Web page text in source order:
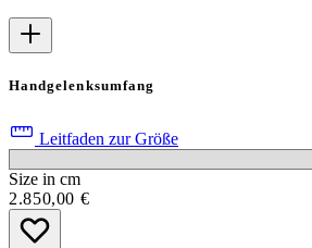
Handgelenksumfang
Leitfaden zur Größe
Size in cm
2.850,00 €